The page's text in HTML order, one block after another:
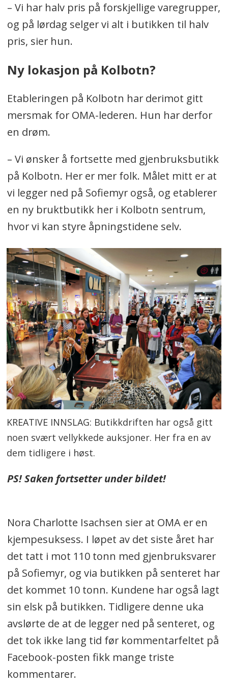
– Vi har halv pris på forskjellige varegrupper,
og på lørdag selger vi alt i butikken til halv
pris, sier hun.
Ny lokasjon på Kolbotn?
Etableringen på Kolbotn har derimot gitt
mersmak for OMA-lederen. Hun har derfor
en drøm.
– Vi ønsker å fortsette med gjenbruksbutikk
på Kolbotn. Her er mer folk. Målet mitt er at
vi legger ned på Sofiemyr også, og etablerer
en ny bruktbutikk her i Kolbotn sentrum,
hvor vi kan styre åpningstidene selv.
KREATIVE INNSLAG: Butikkdriften har også gitt
noen svært vellykkede auksjoner. Her fra en av
dem tidligere i høst.
PS! Saken fortsetter under bildet!
Nora Charlotte Isachsen sier at OMA er en
kjempesuksess. I løpet av det siste året har
det tatt i mot 110 tonn med gjenbruksvarer
på Sofiemyr, og via butikken på senteret har
det kommet 10 tonn. Kundene har også lagt
sin elsk på butikken. Tidligere denne uka
avslørte de at de legger ned på senteret, og
det tok ikke lang tid før kommentarfeltet på
Facebook-posten fikk mange triste
kommentarer.